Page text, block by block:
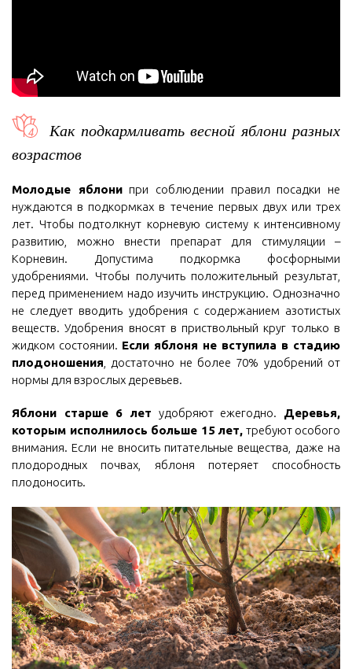
Как подкармливать весной яблони разных
возрастов
Молодые яблонипри соблюдении правил посадки не
нуждаются в подкормках в течение первых двух или трех
лет. Чтобы подтолкнут корневую систему к интенсивному
развитию, можно внести препарат для стимуляции –
Корневин. Допустима подкормка фосфорными
удобрениями. Чтобы получить положительный результат,
перед применением надо изучить инструкцию. Однозначно
не следует вводить удобрения с содержанием азотистых
веществ. Удобрения вносят в приствольный круг только в
жидком состоянии. Если яблоня не вступила в стадию
плодоношения , достаточно не более 70% удобрений от
нормы для взрослых деревьев.
Яблони старше 6 лет удобряют ежегодно. Деревья,
которым исполнилось больше 15 лет, требуют особого
внимания. Если не вносить питательные вещества, даже на
плодородных почвах, яблоня потеряет способность
плодоносить.